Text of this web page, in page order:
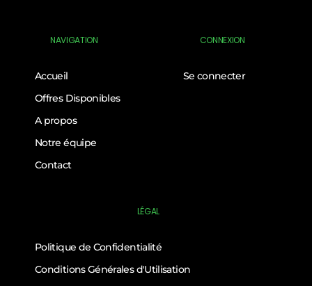
NAVIGATION
Accueil
Offres Disponibles
A propos
Notre équipe
Contact
CONNEXION
Se connecter
LÉGAL
Politique de Confidentialité
Conditions Générales d'Utilisation